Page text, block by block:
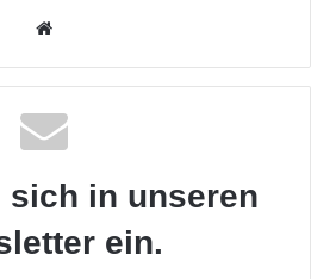
sich in unseren
ein.